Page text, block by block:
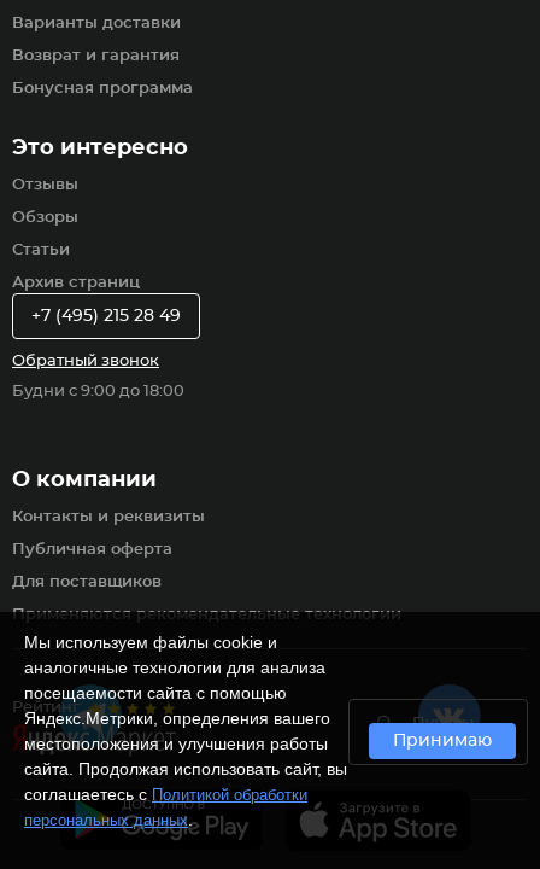
Рейтинг
Пункты
самовывоза
Варианты доставки
Возврат и гарантия
Бонусная программа
Это интересно
Отзывы
Обзоры
Статьи
Архив страниц
О компании
Контакты и реквизиты
Публичная оферта
Для поставщиков
Применяются рекомендательные технологии
+7 (495) 215 28 49
Обратный звонок
Будни с 9:00 до 18:00
Мы используем файлы cookie и
аналогичные технологии для анализа
посещаемости сайта с помощью
Яндекс.Метрики, определения вашего
местоположения и улучшения работы
сайта. Продолжая использовать сайт, вы
соглашаетесь с Политикой обработки
персональных данных.
Принимаю